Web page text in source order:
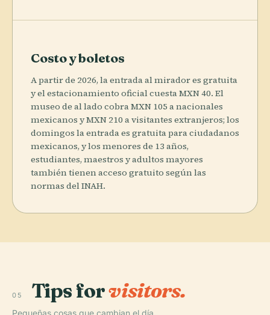
Costo y boletos
A partir de 2026, la entrada al mirador es gratuita
y el estacionamiento oficial cuesta MXN 40. El
museo de al lado cobra MXN 105 a nacionales
mexicanos y MXN 210 a visitantes extranjeros; los
domingos la entrada es gratuita para ciudadanos
mexicanos, y los menores de 13 años,
estudiantes, maestros y adultos mayores
también tienen acceso gratuito según las
normas del INAH.
05 Tips forvisitors.